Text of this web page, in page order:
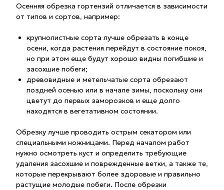
Осенняя обрезка гортензий отличается в зависимости
от типов и сортов, например:
крупнолистные сорта лучше обрезать в конце
осени, когда растения перейдут в состояние покоя,
но при этом еще будут хорошо видны погибшие и
засохшие побеги;
древовидные и метельчатые сорта обрезают
поздней осенью или в начале зимы, поскольку они
цветут до первых заморозков и еще долго
находятся в вегетативном состоянии.
Обрезку лучше проводить острым секатором или
специальными ножницами. Перед началом работ
нужно осмотреть куст и определить требующие
удаления засохшие и поврежденные ветки, а также те,
которые перекрывают более здоровые и правильно
растущие молодые побеги. После обрезки